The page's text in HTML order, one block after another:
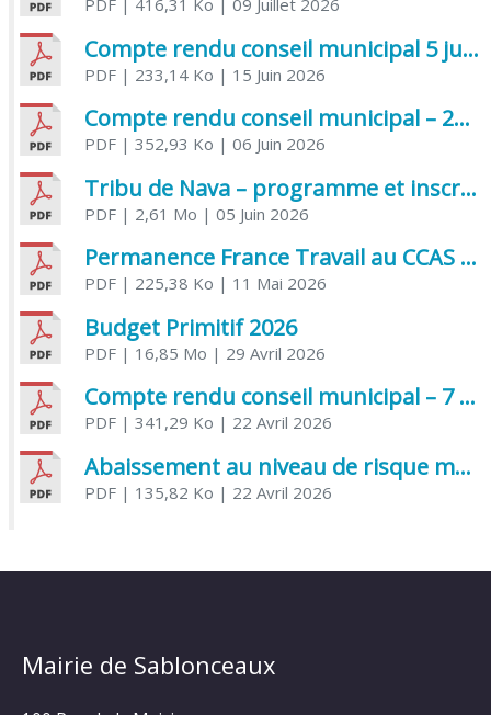
PDF| 416,31 Ko | 09 Juillet 2026
Compte rendu conseil municipal 5 juin 2026 sénatoriale
PDF| 233,14 Ko | 15 Juin 2026
Compte rendu conseil municipal – 21 avril 2026
PDF| 352,93 Ko | 06 Juin 2026
Tribu de Nava – programme et inscriptions été 2026
PDF| 2,61 Mo | 05 Juin 2026
Permanence France Travail au CCAS de Saujon Juin 2026
PDF| 225,38 Ko | 11 Mai 2026
Budget Primitif 2026
PDF| 16,85 Mo | 29 Avril 2026
Compte rendu conseil municipal – 7 avril 2026
PDF| 341,29 Ko | 22 Avril 2026
Abaissement au niveau de risque modéré de l’Influenza aviaire
PDF| 135,82 Ko | 22 Avril 2026
Mairie de Sablonceaux